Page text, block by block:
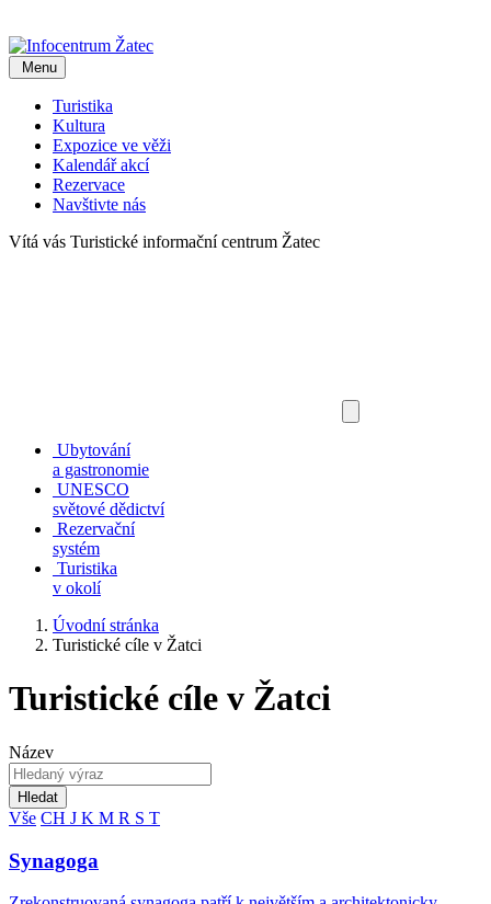
Menu
Turistika
Kultura
Expozice ve věži
Kalendář akcí
Rezervace
Navštivte nás
Vítá vás Turistické informační centrum Žatec
Ubytování
a gastronomie
UNESCO
světové dědictví
Rezervační
systém
Turistika
v okolí
Úvodní stránka
Turistické cíle v Žatci
Turistické cíle v Žatci
Název
Hledat
Vše CH J K M R S T
Synagoga